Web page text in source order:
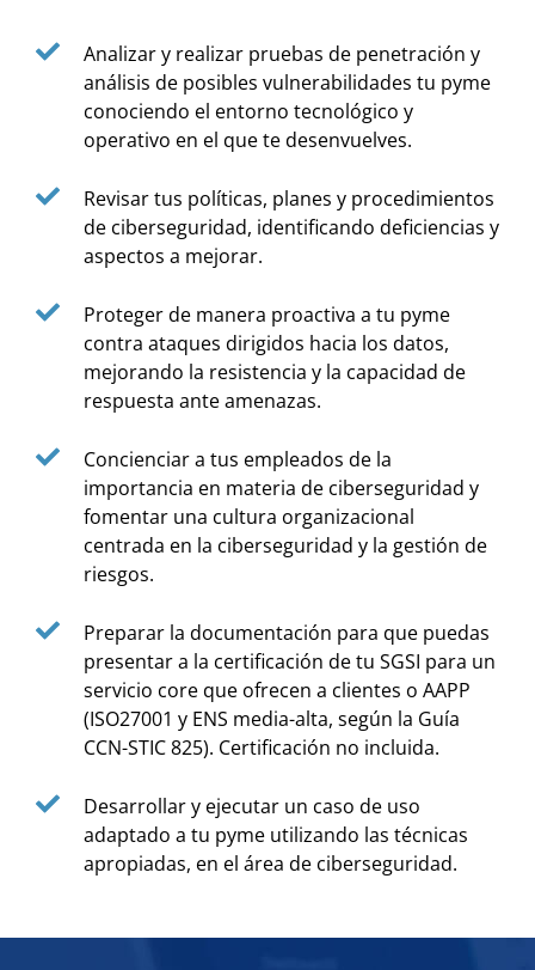
Analizar y realizar pruebas de penetración y
análisis de posibles vulnerabilidades tu pyme
conociendo el entorno tecnológico y
operativo en el que te desenvuelves.
Revisar tus políticas, planes y procedimientos
de ciberseguridad, identificando deficiencias y
aspectos a mejorar.
Proteger de manera proactiva a tu pyme
contra ataques dirigidos hacia los datos,
mejorando la resistencia y la capacidad de
respuesta ante amenazas.
Concienciar a tus empleados de la
importancia en materia de ciberseguridad y
fomentar una cultura organizacional
centrada en la ciberseguridad y la gestión de
riesgos.
Preparar la documentación para que puedas
presentar a la certificación de tu SGSI para un
servicio core que ofrecen a clientes o AAPP
(ISO27001 y ENS media-alta, según la Guía
CCN-STIC 825). Certificación no incluida.
Desarrollar y ejecutar un caso de uso
adaptado a tu pyme utilizando las técnicas
apropiadas, en el área de ciberseguridad.